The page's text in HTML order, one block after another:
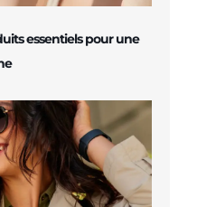
essentiels pour une